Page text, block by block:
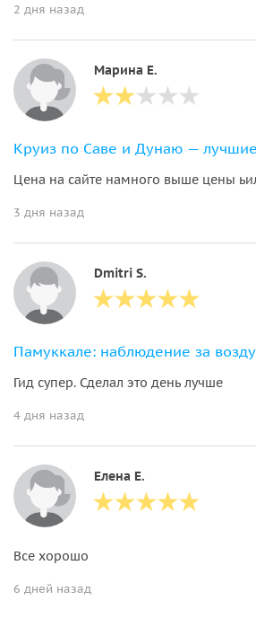
2 дня назад
Марина Е.
Цена на сайте намного выше цены
3 дня назад
Dmitri S.
Гид супер. Сделал это день лучше
4 дня назад
Елена Е.
Все хорошо
6 дней назад